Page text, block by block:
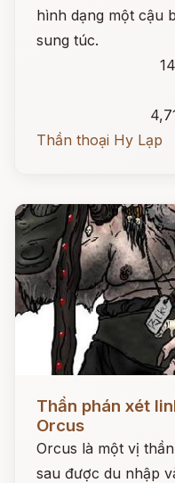
hình dạng một cậu
sung túc.
Thần thoại Hy Lạp
Đọc ngay
Thần phán xét
Orcus
Orcus là một vị
sau được du nhập